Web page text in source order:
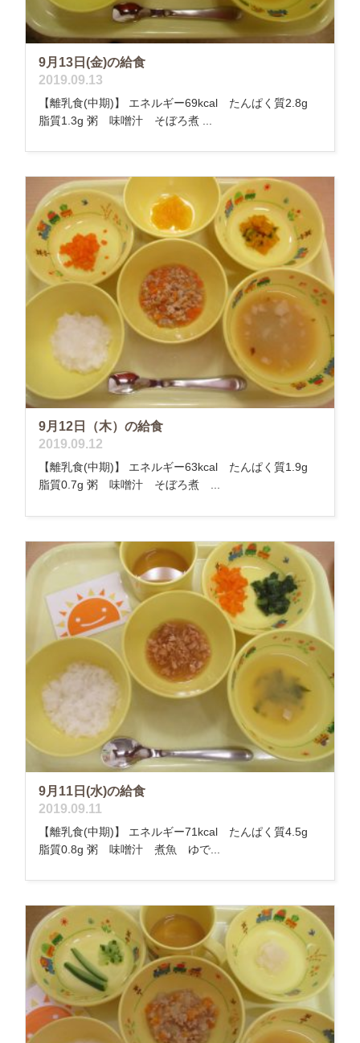
9月13日(金)の給食
2019.09.13
【離乳食(中期)】 エネルギー69kcal たんぱく質2.8g
脂質1.3g 粥 味噌汁 そぼろ煮 ...
9月12日（木）の給食
2019.09.12
【離乳食(中期)】 エネルギー63kcal たんぱく質1.9g
脂質0.7g 粥 味噌汁 そぼろ煮 ...
9月11日(水)の給食
2019.09.11
【離乳食(中期)】 エネルギー71kcal たんぱく質4.5g
脂質0.8g 粥 味噌汁 煮魚 ゆで...